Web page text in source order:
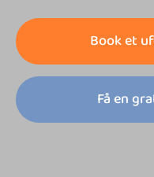
Book et
Få en